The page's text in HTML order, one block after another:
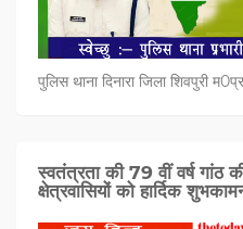
पुलिस थाना दिनारा जिला शिवपुरी
स्वतंत्रता की 79 वीं वर्ष गांठ
क्षेत्रवासियों को हार्दिक